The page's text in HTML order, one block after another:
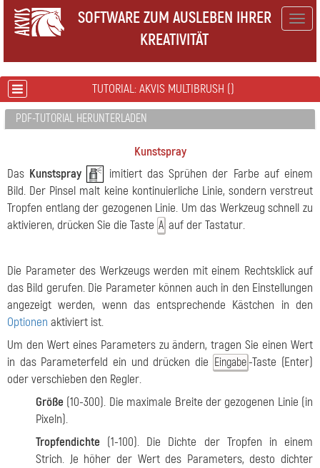
SOFTWARE ZUM AUSLEBEN IHRER
KREATIVITÄT
TUTORIAL: AKVIS MULTIBRUSH ()
PDF-TUTORIAL HERUNTERLADEN
Kunstspray
Das Kunstspray
imitiert das Sprühen der Farbe auf einem
Bild. Der Pinsel malt keine kontinuierliche Linie, sondern verstreut
Tropfen entlang der gezogenen Linie. Um das Werkzeug schnell zu
aktivieren, drücken Sie die Taste A auf der Tastatur.
Die Parameter des Werkzeugs werden mit einem Rechtsklick auf
das Bild gerufen. Die Parameter können auch in den Einstellungen
angezeigt werden, wenn das entsprechende Kästchen in den
Optionen aktiviert ist.
Um den Wert eines Parameters zu ändern, tragen Sie einen Wert
in das Parameterfeld ein und drücken die Eingabe-Taste (Enter)
oder verschieben den Regler.
Größe (10-300). Die maximale Breite der gezogenen Linie (in
Pixeln).
Tropfendichte (1-100). Die Dichte der Tropfen in einem
Strich. Je höher der Wert des Parameters, desto dichter